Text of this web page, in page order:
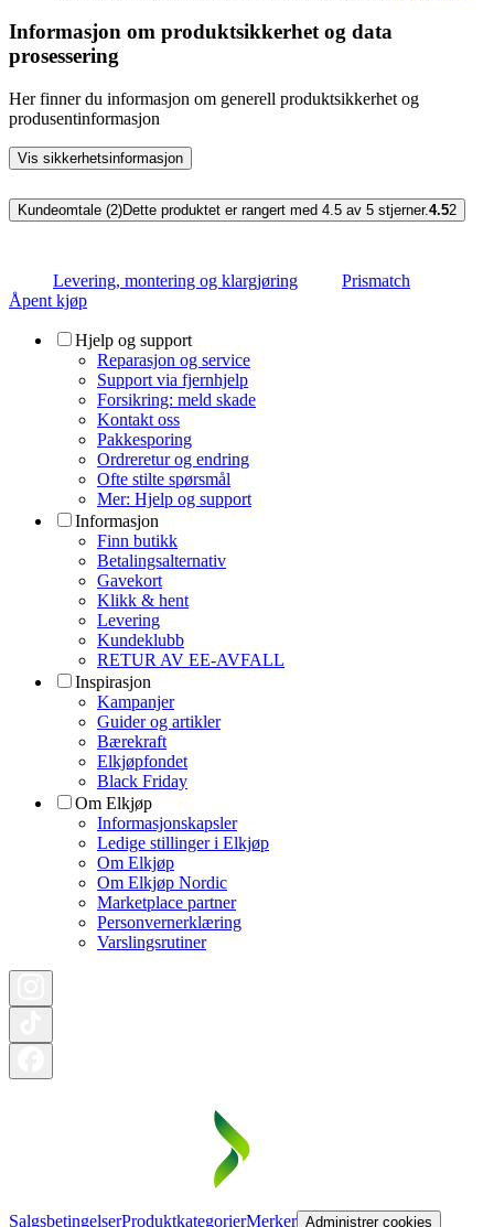
Informasjon om produktsikkerhet og data
prosessering
Her finner du informasjon om generell produktsikkerhet og
produsentinformasjon
Vis sikkerhetsinformasjon
Kundeomtale (2)Dette produktet er rangert med 4.5 av 5 stjerner.4.52
Levering, montering og klargjøring
Prismatch
Åpent kjøp
Hjelp og support
Reparasjon og service
Support via fjernhjelp
Forsikring: meld skade
Kontakt oss
Pakkesporing
Ordreretur og endring
Ofte stilte spørsmål
Mer: Hjelp og support
Informasjon
Finn butikk
Betalingsalternativ
Gavekort
Klikk & hent
Levering
Kundeklubb
RETUR AV EE-AVFALL
Inspirasjon
Kampanjer
Guider og artikler
Bærekraft
Elkjøpfondet
Black Friday
Om Elkjøp
Informasjonskapsler
Ledige stillinger i Elkjøp
Om Elkjøp
Om Elkjøp Nordic
Marketplace partner
Personvernerklæring
Varslingsrutiner
SalgsbetingelserProduktkategorierMerker Administrer cookies